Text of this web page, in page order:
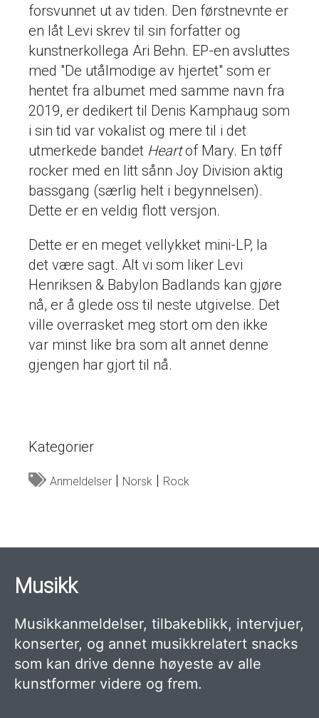
forsvunnet ut av tiden. Den førstnevnte er
en låt Levi skrev til sin forfatter og
kunstnerkollega Ari Behn. EP-en avsluttes
med "De utålmodige av hjertet" som er
hentet fra albumet med samme navn fra
2019, er dedikert til Denis Kamphaug som
i sin tid var vokalist og mere til i det
utmerkede bandet Heartof Mary. En tøff
rocker med en litt sånn Joy Division aktig
bassgang (særlig helt i begynnelsen).
Dette er en veldig flott versjon.
Dette er en meget vellykket mini-LP, la
det være sagt. Alt vi som liker Levi
Henriksen & Babylon Badlands kan gjøre
nå, er å glede oss til neste utgivelse. Det
ville overrasket meg stort om den ikke
var minst like bra som alt annet denne
gjengen har gjort til nå.
Kategorier
Anmeldelser Norsk Rock
Musikk
Musikkanmeldelser, tilbakeblikk, intervjuer,
konserter, og annet musikkrelatert snacks
som kan drive denne høyeste av alle
kunstformer videre og frem.